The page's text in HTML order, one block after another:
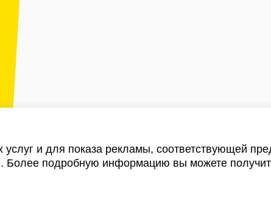
и для показа рекламы, соответствующей
Более подробную информацию вы можете